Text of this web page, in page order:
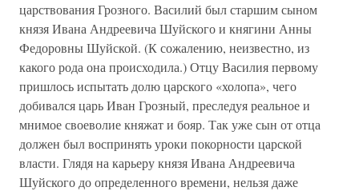
царствования Грозного. Василий был старшим сыном
князя Ивана Андреевича Шуйского и княгини Анны
Федоровны Шуйской. (К сожалению, неизвестно, из
какого рода она происходила.) Отцу Василия первому
пришлось испытать долю царского «холопа», чего
добивался царь Иван Грозный, преследуя реальное и
мнимое своеволие княжат и бояр. Так уже сын от отца
должен был воспринять уроки покорности царской
власти. Глядя на карьеру князя Ивана Андреевича
Шуйского до определенного времени, нельзя даже